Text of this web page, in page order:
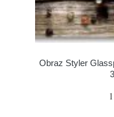
Obraz Styler